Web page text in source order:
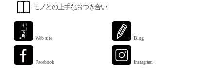
モノとの上手なおつき合い
Web site Blog
Facebook Instagram